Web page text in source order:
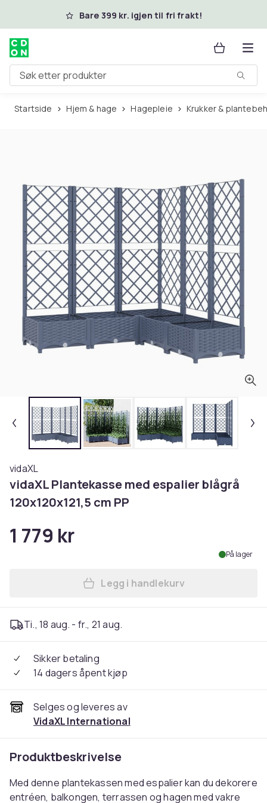
Hopp til hovedinnholdBare 399 kr. igjen til fri frakt!
Søk etter produkter
Startside Hjem & hage Hagepleie Krukker &
vidaXL
vidaXL Plantekasse med espalier blågrå
120x120x121,5 cm PP
1 779 kr
På lager
Legg vidaXL Plantekasse
Legg i handlekurv
Ti., 18 aug. - fr., 21 aug.
Sikker betaling
14 dagers åpent kjøp
Selges og leveres av
VidaXL International
Produktbeskrivelse
Med denne plantekassen med espalier kan du dekorere
entréen, balkongen, terrassen og hagen med vakre